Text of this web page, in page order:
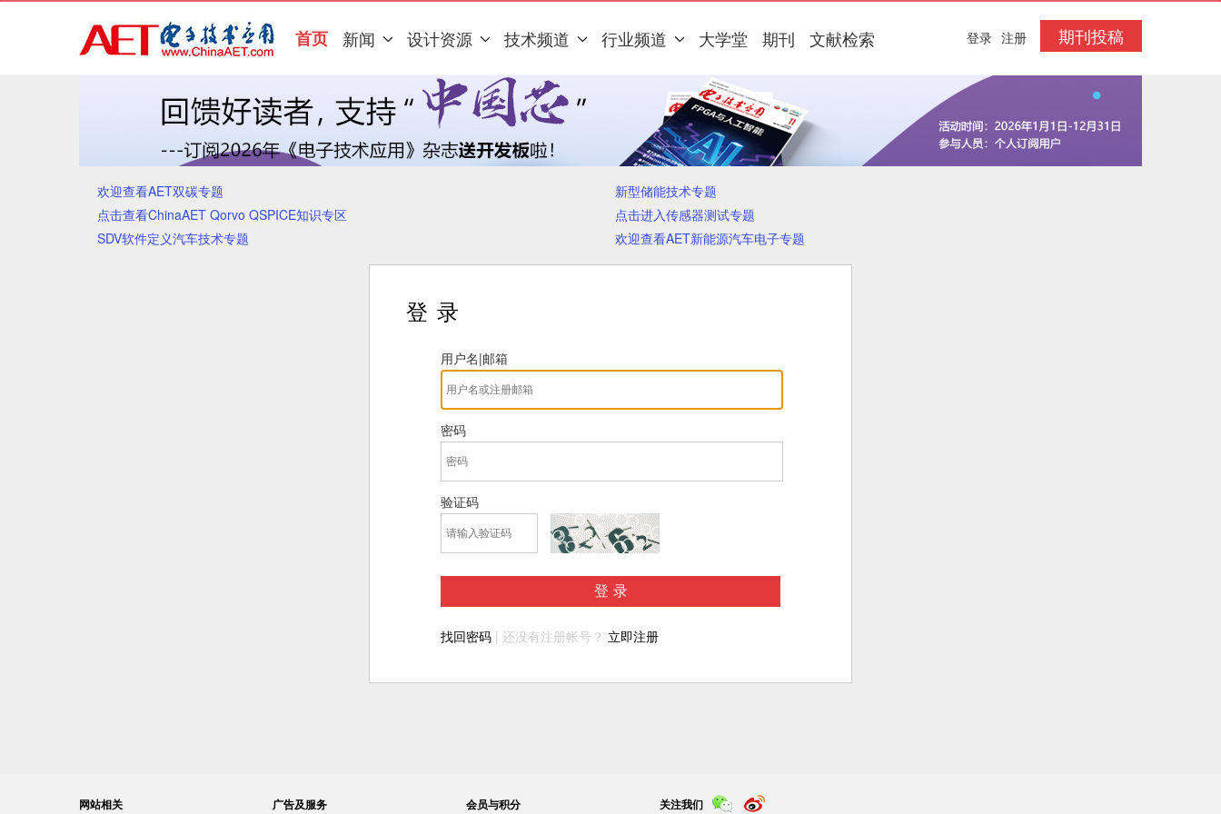
首页 新闻 设计资源 技术频道 行业频道 大学堂 期刊 文献检索 期刊投稿
登录 注册
欢迎查看AET双碳专题
新型储能技术专题
点击查看ChinaAET Qorvo QSPICE知识专区
点击进入传感器测试专题
SDV软件定义汽车技术专题
欢迎查看AET新能源汽车电子专题
登录
用户名|邮箱
密码
验证码
登录
找回密码 | 还没有注册帐号？ 立即注册
网站相关 广告及服务 会员与积分 关注我们